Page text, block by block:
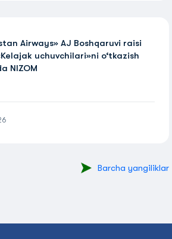
Airways» AJ Boshqaruvi raisi
uchuvchilari»ni o‘tkazish
NIZOM
Barcha yangiliklar